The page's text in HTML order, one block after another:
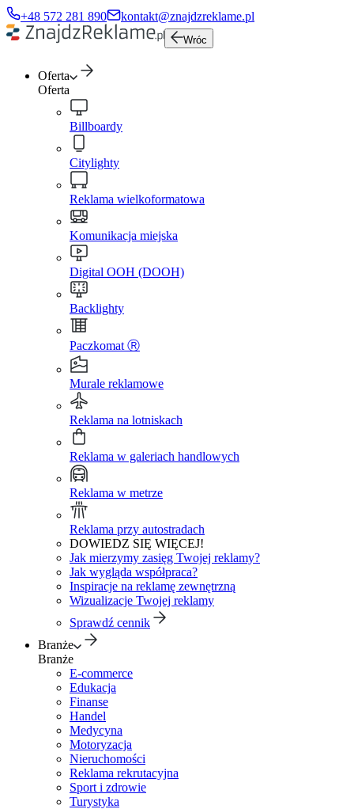
+48 572 281 890 kontakt@znajdzreklame.pl
Wróc
Oferta
Oferta
Billboardy
Citylighty
Reklama wielkoformatowa
Komunikacja miejska
Digital OOH (DOOH)
Backlighty
Paczkomat Ⓡ
Murale reklamowe
Reklama na lotniskach
Reklama w galeriach handlowych
Reklama w metrze
Reklama przy autostradach
DOWIEDZ SIĘ WIĘCEJ!
Jak mierzymy zasięg Twojej reklamy?
Jak wygląda współpraca?
Inspiracje na reklamę zewnętrzną
Wizualizacje Twojej reklamy
Sprawdź cennik
Branże
Branże
E-commerce
Edukacja
Finanse
Handel
Medycyna
Motoryzacja
Nieruchomości
Reklama rekrutacyjna
Sport i zdrowie
Turystyka